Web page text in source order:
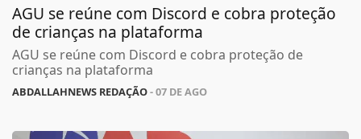
AGU se reúne com Discord e cobra proteção
de crianças na plataforma
AGU se reúne com Discord e cobra proteção de
crianças na plataforma
ABDALLAHNEWS REDAÇÃO- 07 DE AGO